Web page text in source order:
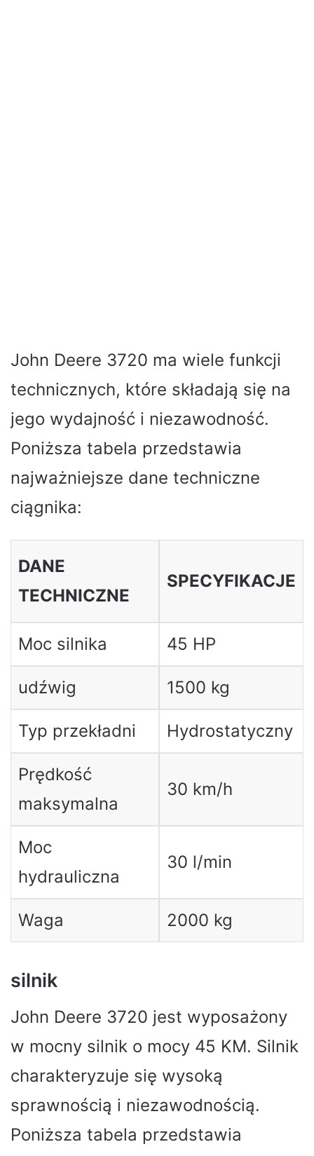
John Deere 3720 ma wiele funkcji
technicznych, które składają się na
jego wydajność i niezawodność.
Poniższa tabela przedstawia
najważniejsze dane techniczne
ciągnika:
DANE
TECHNICZNE
SPECYFIKACJE
Moc silnika 45 HP
udźwig 1500 kg
Typ przekładni Hydrostatyczny
Prędkość
maksymalna
30 km/h
Moc
hydrauliczna
30 l/min
Waga 2000 kg
silnik
John Deere 3720 jest wyposażony
w mocny silnik o mocy 45 KM. Silnik
charakteryzuje się wysoką
sprawnością i niezawodnością.
Poniższa tabela przedstawia